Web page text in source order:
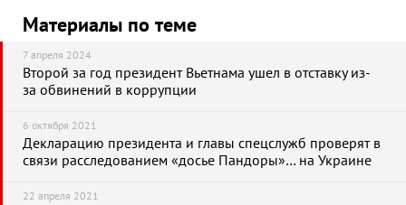
Материалы по теме
7 апреля 2024
Второй за год президент Вьетнама ушел в отставку из-
за обвинений в коррупции
6 октября 2021
Декларацию президента и главы спецслужб проверят в
связи расследованием «досье Пандоры»… на Украине
22 апреля 2021